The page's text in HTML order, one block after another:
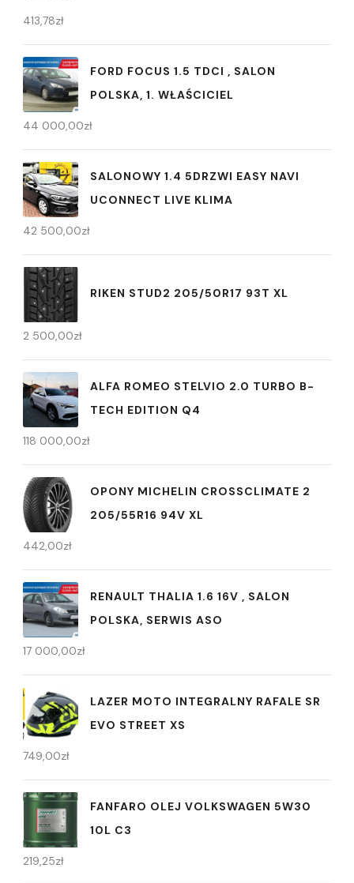
413,78zł
FORD FOCUS 1.5 TDCI , SALON
POLSKA, 1. WŁAŚCICIEL
44 000,00zł
SALONOWY 1.4 5DRZWI EASY NAVI
UCONNECT LIVE KLIMA
42 500,00zł
RIKEN STUD2 205/50R17 93T XL
2 500,00zł
ALFA ROMEO STELVIO 2.0 TURBO B-
TECH EDITION Q4
118 000,00zł
OPONY MICHELIN CROSSCLIMATE 2
205/55R16 94V XL
442,00zł
RENAULT THALIA 1.6 16V , SALON
POLSKA, SERWIS ASO
17 000,00zł
LAZER MOTO INTEGRALNY RAFALE SR
EVO STREET XS
749,00zł
FANFARO OLEJ VOLKSWAGEN 5W30
10L C3
219,25zł